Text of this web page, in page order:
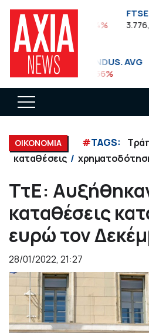
FTSEA
899,47 -0,04%
FTSE
3.776,27
DOW JONES INDUS. AVG
35.911,81 -0,56%
ΟΙΚΟΝΟΜΙΑ #TAGS:
καταθέσεις
ΤτΕ:
καταθέσεις
ευρώ τον
28/01/2022, 21:27